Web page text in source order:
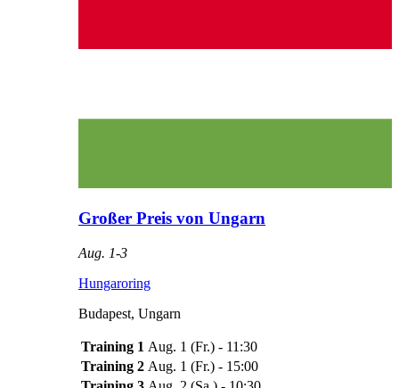
Großer Preis von Ungarn
Aug. 1-3
Hungaroring
Budapest, Ungarn
Training 1 Aug. 1 (Fr.) - 11:30
Training 2 Aug. 1 (Fr.) - 15:00